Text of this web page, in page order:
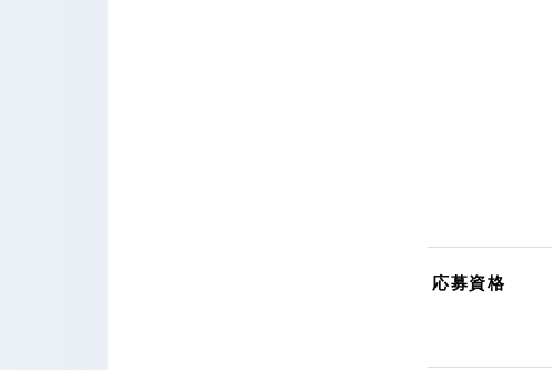
応募資格